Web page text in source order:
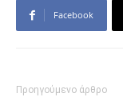
Facebook
Προηγούμενο άρθρο